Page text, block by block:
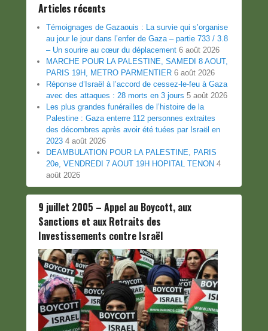
Articles récents
Témoignages de Gazaouis : La survie qui s’organise
au jour le jour dans l’enfer de Gaza – partie 733 / 3.8
– Un sourire au cœur du déplacement 6 août 2026
MARCHE POUR LA PALESTINE, SAMEDI 8 AOUT,
PARIS 19H, METRO PARMENTIER 6 août 2026
Réponse d’Israël à l’accord de cessez-le-feu à Gaza
avec des attaques : 28 morts en 3 jours 5 août 2026
Les plus grandes funérailles de l’histoire de la
Palestine : Gaza enterre 112 personnes extraites
des décombres après avoir été tuées par Israël en
2023 4 août 2026
DEAMBULATION POUR LA PALESTINE, PARIS
20e, VENDREDI 7 AOUT 19H HOPITAL TENON 4
août 2026
9 juillet 2005 – Appel au Boycott, aux
Sanctions et aux Retraits des
Investissements contre Israël